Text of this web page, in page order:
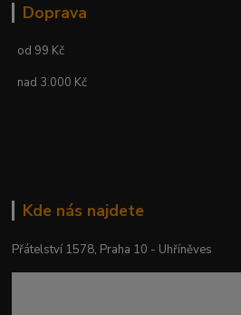
Doprava
od 99 Kč
nad 3.000 Kč
Kde nás najdete
Přátelství 1578, Praha 10 - Uhříněves